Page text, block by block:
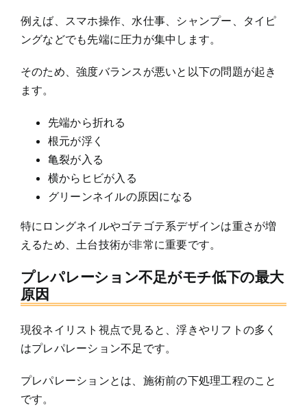
例えば、スマホ操作、水仕事、シャンプー、タイピ
ングなどでも先端に圧力が集中します。
そのため、強度バランスが悪いと以下の問題が起き
ます。
先端から折れる
根元が浮く
亀裂が入る
横からヒビが入る
グリーンネイルの原因になる
特にロングネイルやゴテゴテ系デザインは重さが増
えるため、土台技術が非常に重要です。
プレパレーション不足がモチ低下の最大
原因
現役ネイリスト視点で見ると、浮きやリフトの多く
はプレパレーション不足です。
プレパレーションとは、施術前の下処理工程のこと
です。